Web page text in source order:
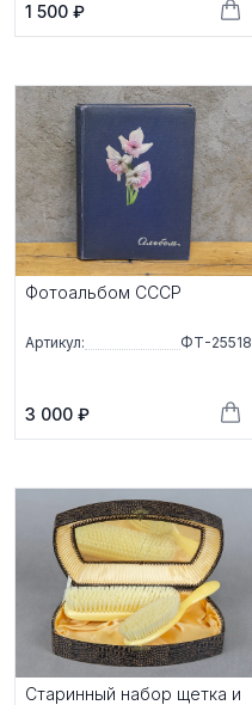
1 500 ₽
Фотоальбом СССР
Артикул: ФТ-25518
3 000 ₽
Старинный набор щетка и